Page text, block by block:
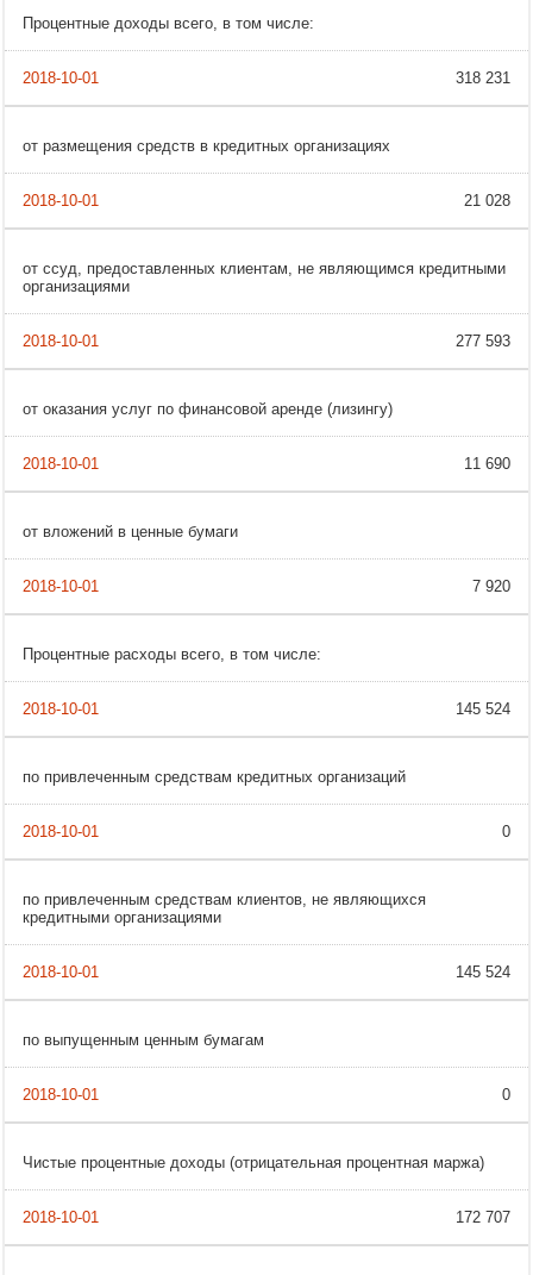
Процентные доходы всего, в том числе:
318 231
от размещения средств в кредитных организациях
21 028
от ссуд, предоставленных клиентам, не являющимся кредитными
организациями
277 593
от оказания услуг по финансовой аренде (лизингу)
11 690
от вложений в ценные бумаги
7 920
Процентные расходы всего, в том числе:
145 524
по привлеченным средствам кредитных организаций
0
по привлеченным средствам клиентов, не являющихся
кредитными организациями
145 524
по выпущенным ценным бумагам
0
Чистые процентные доходы (отрицательная процентная маржа)
172 707